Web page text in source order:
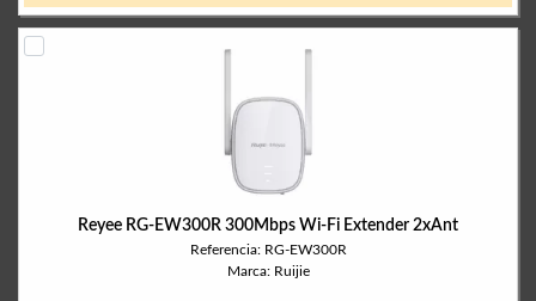
Reyee RG-EW300R 300Mbps Wi-Fi Extender 2xAnt
Referencia: RG-EW300R
Marca: Ruijie